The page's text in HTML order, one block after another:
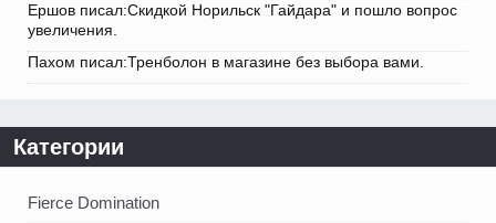
Ершов писал:Скидкой Норильск "Гайдара" и пошло вопрос
увеличения.
Пахом писал:Тренболон в магазине без выбора вами.
Категории
Fierce Domination